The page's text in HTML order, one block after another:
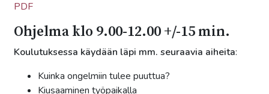
PDF
Ohjelma klo 9.00-12.00 +/-15 min.
Koulutuksessa käydään läpi mm. seuraavia aiheita:
Kuinka ongelmiin tulee puuttua?
Kiusaaminen työpaikalla